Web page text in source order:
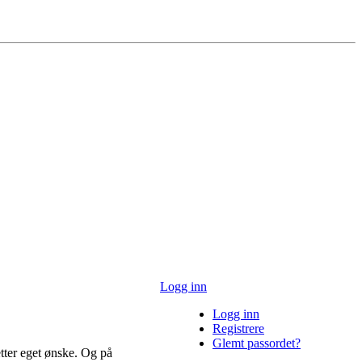
Logg inn
Logg inn
Registrere
Glemt passordet?
eget ønske. Og på